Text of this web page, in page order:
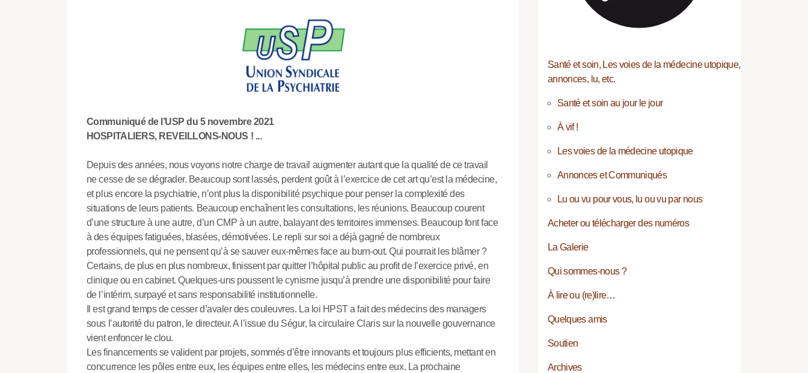
Communiqué de l’USP du 5 novembre 2021
HOSPITALIERS, REVEILLONS-NOUS ! ...
Depuis des années, nous voyons notre charge de travail augmenter autant que la qualité de ce travail
ne cesse de se dégrader. Beaucoup sont lassés, perdent goût à l’exercice de cet art qu’est la médecine,
et plus encore la psychiatrie, n’ont plus la disponibilité psychique pour penser la complexité des
situations de leurs patients. Beaucoup enchaînent les consultations, les réunions. Beaucoup courent
d’une structure à une autre, d’un CMP à un autre, balayant des territoires immenses. Beaucoup font face
à des équipes fatiguées, blasées, démotivées. Le repli sur soi a déjà gagné de nombreux
professionnels, qui ne pensent qu’à se sauver eux-mêmes face au burn-out. Qui pourrait les blâmer ?
Certains, de plus en plus nombreux, finissent par quitter l’hôpital public au profit de l’exercice privé, en
clinique ou en cabinet. Quelques-uns poussent le cynisme jusqu’à prendre une disponibilité pour faire
de l’intérim, surpayé et sans responsabilité institutionnelle.
Il est grand temps de cesser d’avaler des couleuvres. La loi HPST a fait des médecins des managers
sous l’autorité du patron, le directeur. A l’issue du Ségur, la circulaire Claris sur la nouvelle gouvernance
vient enfoncer le clou.
Les financements se valident par projets, sommés d’être innovants et toujours plus efficients, mettant en
concurrence les pôles entre eux, les équipes entre elles, les médecins entre eux. La prochaine
Santé et soin, Les voies de la médecine utopique,
annonces, lu, etc.
Santé et soin au jour le jour
À vif !
Les voies de la médecine utopique
Annonces et Communiqués
Lu ou vu pour vous, lu ou vu par nous
Acheter ou télécharger des numéros
La Galerie
Qui sommes-nous ?
À lire ou (re)lire…
Quelques amis
Soutien
Archives